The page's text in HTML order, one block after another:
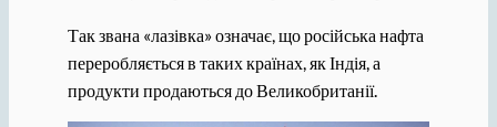
Так звана «лазівка» означає, що російська нафта
переробляється в таких країнах, як Індія, а
продукти продаються до Великобританії.